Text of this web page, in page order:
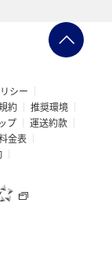
シー
約
推奨環境
プ
運送約款
金表